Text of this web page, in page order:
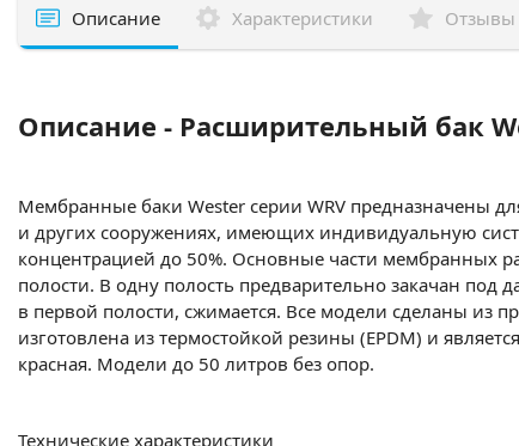
Описание Характеристики Отзывы
Описание - Расширительный бак
Мембранные баки Wester серии WRV предназначены
и других сооружениях, имеющих индивидуальную
концентрацией до 50%. Основные части мембранных
полости. В одну полость предварительно закачан
в первой полости, сжимается. Все модели сделаны из
изготовлена из термостойкой резины (EPDM) и
красная. Модели до 50 литров без опор.
Технические характеристики